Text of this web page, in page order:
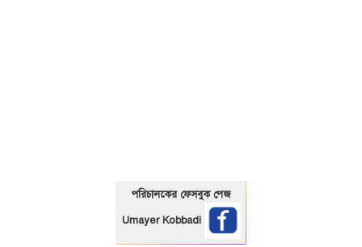
পরিচালকের ফেসবুক পেজ
Umayer Kobbadi